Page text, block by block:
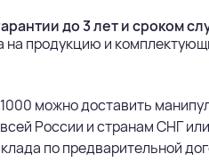
до 3 лет и сроком
на продукцию и
можно доставить
России и странам СНГ
по предварительной